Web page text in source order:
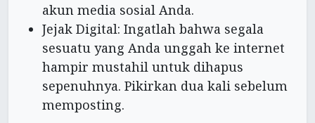
akun media sosial Anda.
Jejak Digital: Ingatlah bahwa segala
sesuatu yang Anda unggah ke internet
hampir mustahil untuk dihapus
sepenuhnya. Pikirkan dua kali sebelum
memposting.